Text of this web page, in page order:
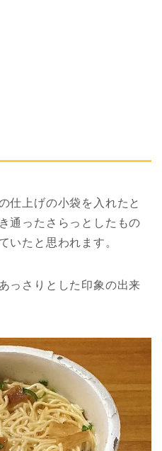
仕上げの小袋を入れたと
通ったさらっとしたもの
いたと思われます。
っさりとした印象の出来